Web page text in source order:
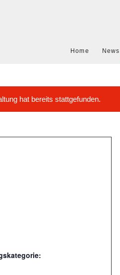
Home News
hat bereits stattgefunden.